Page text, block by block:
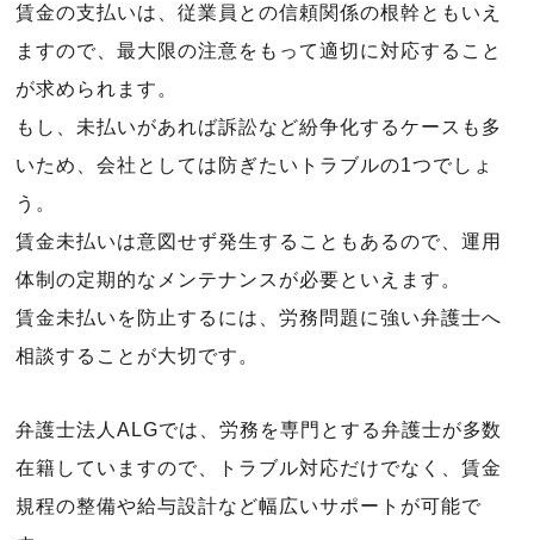
賃金の支払いは、従業員との信頼関係の根幹ともいえ
ますので、最大限の注意をもって適切に対応すること
が求められます。
もし、未払いがあれば訴訟など紛争化するケースも多
いため、会社としては防ぎたいトラブルの1つでしょ
う。
賃金未払いは意図せず発生することもあるので、運用
体制の定期的なメンテナンスが必要といえます。
賃金未払いを防止するには、労務問題に強い弁護士へ
相談することが大切です。
弁護士法人ALGでは、労務を専門とする弁護士が多数
在籍していますので、トラブル対応だけでなく、賃金
規程の整備や給与設計など幅広いサポートが可能で